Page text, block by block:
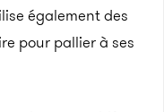
également des
pour pallier à ses